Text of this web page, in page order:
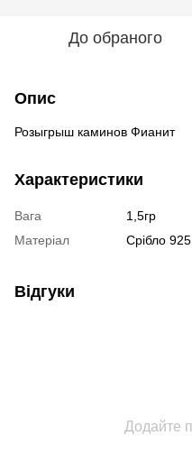
До обраного
Опис
Розыгрыш каминов Фианит
Характеристики
Вага
1,5гр
Матеріал
Срібло 925
Відгуки
Додайте